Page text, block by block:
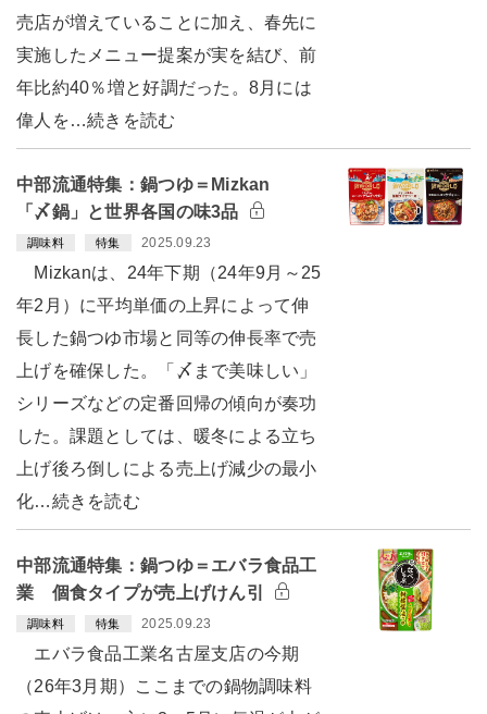
売店が増えていることに加え、春先に
実施したメニュー提案が実を結び、前
年比約40％増と好調だった。8月には
偉人を…続きを読む
中部流通特集：鍋つゆ＝Mizkan
「〆鍋」と世界各国の味3品
調味料 特集 2025.09.23
Mizkanは、24年下期（24年9月～25
年2月）に平均単価の上昇によって伸
長した鍋つゆ市場と同等の伸長率で売
上げを確保した。「〆まで美味しい」
シリーズなどの定番回帰の傾向が奏功
した。課題としては、暖冬による立ち
上げ後ろ倒しによる売上げ減少の最小
化…続きを読む
中部流通特集：鍋つゆ＝エバラ食品工
業 個食タイプが売上げけん引
調味料 特集 2025.09.23
エバラ食品工業名古屋支店の今期
（26年3月期）ここまでの鍋物調味料